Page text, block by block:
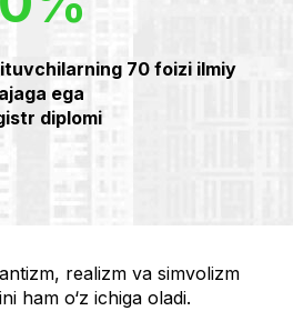
70 foizi ilmiy
ega
diplomi
realizm va simvolizm
ham o‘z ichiga oladi.